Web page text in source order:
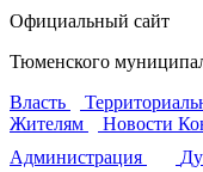
Официальный сайт
Тюменского
Власть
Жителям
Новости
Администрация